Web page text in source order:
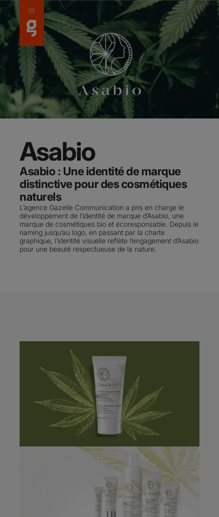
Asabio
Asabio : Une identité de marque
distinctive pour des cosmétiques
naturels
L’agence Gazelle Communication a pris en charge le
développement de l’identité de marque d’Asabio, une
marque de cosmétiques bio et écoresponsable. Depuis le
naming jusqu’au logo, en passant par la charte
graphique, l’identité visuelle reflète l’engagement d’Asabio
pour une beauté respectueuse de la nature.
Panneau de gestion des cookies